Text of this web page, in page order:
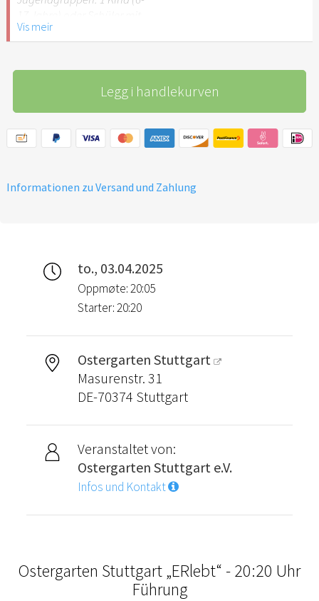
empfehlenswert.
Schülerausweis.
empfehlenswert.
Vis meir
Legg i handlekurven
Informationen zu Versand und Zahlung
to., 03.04.2025
Oppmøte: 20:05
Starter: 20:20
Ostergarten Stuttgart
Masurenstr. 31
DE-70374 Stuttgart
Veranstaltet von:
Ostergarten Stuttgart e.V.
Infos und Kontakt
Ostergarten Stuttgart „ERlebt“ - 20:20 Uhr
Führung